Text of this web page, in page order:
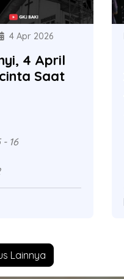
4 Apr 2026
4 April
Saat
- 16
Lainnya